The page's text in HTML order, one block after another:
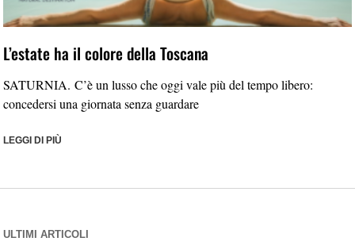
L’estate ha il colore della Toscana
SATURNIA. C’è un lusso che oggi vale più del tempo libero:
concedersi una giornata senza guardare
LEGGI DI PIÙ
ULTIMI ARTICOLI